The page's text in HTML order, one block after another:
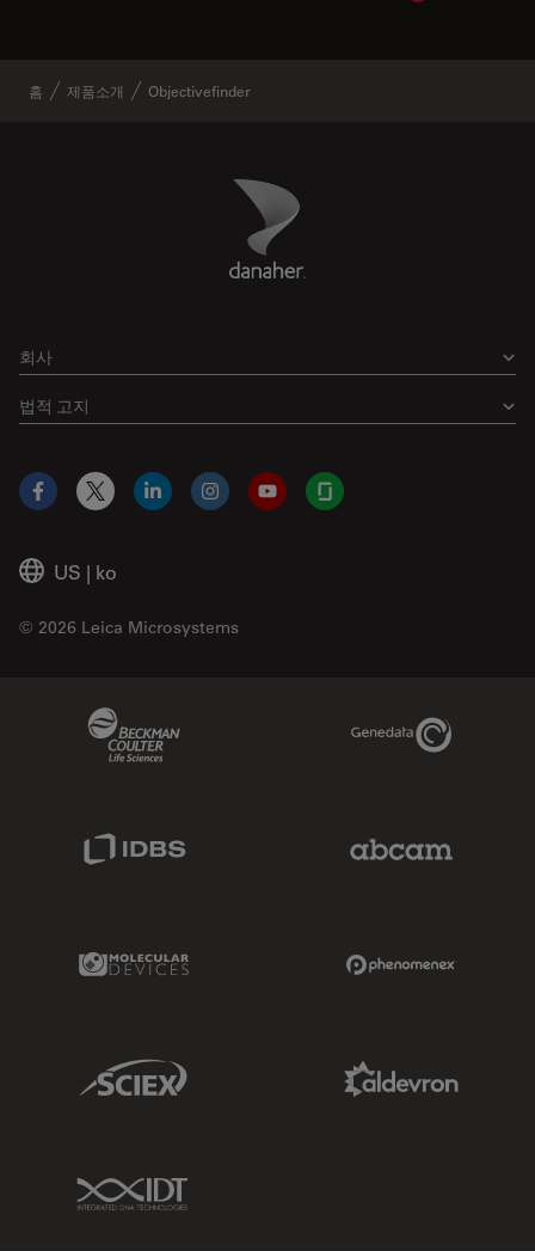
홈 제품소개 Objectivefinder
Danaher Logo
회사
법적 고지
US | ko
© 2026 Leica Microsystems
Facebook
X LinkedInInstagramYouTubeGlassdoor
Genedata Link
Molecular Devices Link
Sciex Link
IDT Link